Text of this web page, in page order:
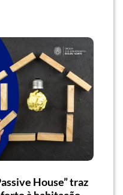
House” traz